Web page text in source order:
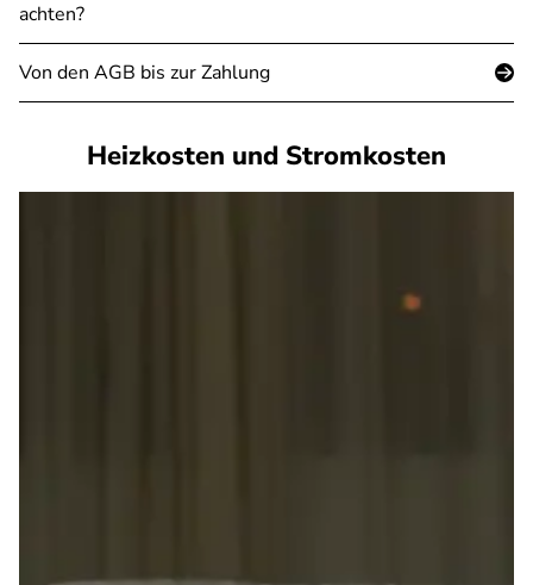
achten?
Von den AGB bis zur Zahlung
Heizkosten und Stromkosten